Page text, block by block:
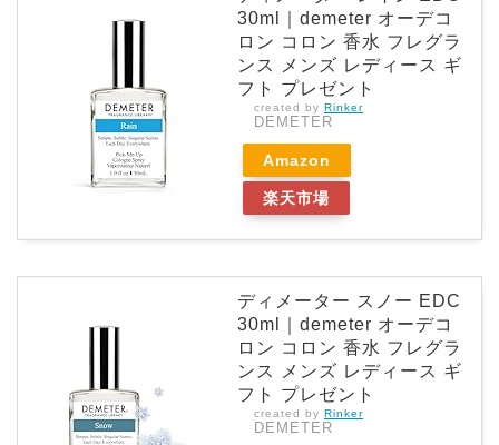
30ml｜demeter オーデコ
ロン コロン 香水 フレグラ
ンス メンズ レディース ギ
フト プレゼント
created by Rinker
DEMETER
Amazon
楽天市場
ディメーター スノー EDC
30ml｜demeter オーデコ
ロン コロン 香水 フレグラ
ンス メンズ レディース ギ
フト プレゼント
created by Rinker
DEMETER